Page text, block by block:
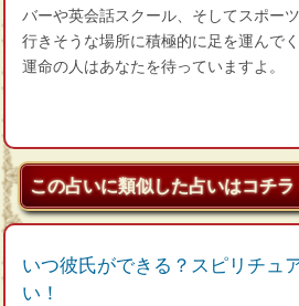
バーや英会話スクール、そしてスポー
行きそうな場所に積極的に足を運んでく
運命の人はあなたを待っていますよ。
この占いに類似した占いはコチラ
いつ彼氏ができる？スピリチュ
い！